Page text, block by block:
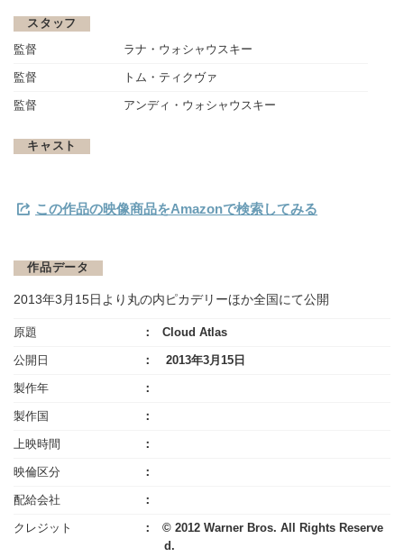
スタッフ
監督 ラナ・ウォシャウスキー
監督 トム・ティクヴァ
監督 アンディ・ウォシャウスキー
キャスト
この作品の映像商品をAmazonで検索してみる
作品データ
2013年3月15日より丸の内ピカデリーほか全国にて公開
原題 Cloud Atlas
公開日 2013年3月15日
製作年
製作国
上映時間
映倫区分
配給会社
クレジット
© 2012 Warner Bros. All Rights Reserve
d.